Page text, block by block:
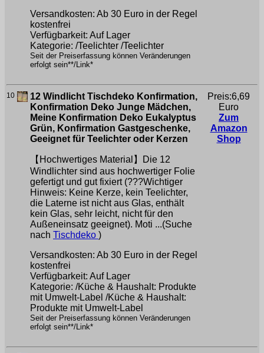
Versandkosten: Ab 30 Euro in der Regel
kostenfrei
Verfügbarkeit: Auf Lager
Kategorie: /Teelichter /Teelichter
Seit der Preiserfassung können Veränderungen
erfolgt sein**/Link*
10
12 Windlicht Tischdeko Konfirmation,
Konfirmation Deko Junge Mädchen,
Meine Konfirmation Deko Eukalyptus
Grün, Konfirmation Gastgeschenke,
Geeignet für Teelichter oder Kerzen
【Hochwertiges Material】Die 12
Windlichter sind aus hochwertiger Folie
gefertigt und gut fixiert (???Wichtiger
Hinweis: Keine Kerze, kein Teelichter,
die Laterne ist nicht aus Glas, enthält
kein Glas, sehr leicht, nicht für den
Außeneinsatz geeignet). Moti ...(Suche
nach Tischdeko )
Versandkosten: Ab 30 Euro in der Regel
kostenfrei
Verfügbarkeit: Auf Lager
Kategorie: /Küche & Haushalt: Produkte
mit Umwelt-Label /Küche & Haushalt:
Produkte mit Umwelt-Label
Seit der Preiserfassung können Veränderungen
erfolgt sein**/Link*
Preis:6,69
Euro
Zum
Amazon
Shop